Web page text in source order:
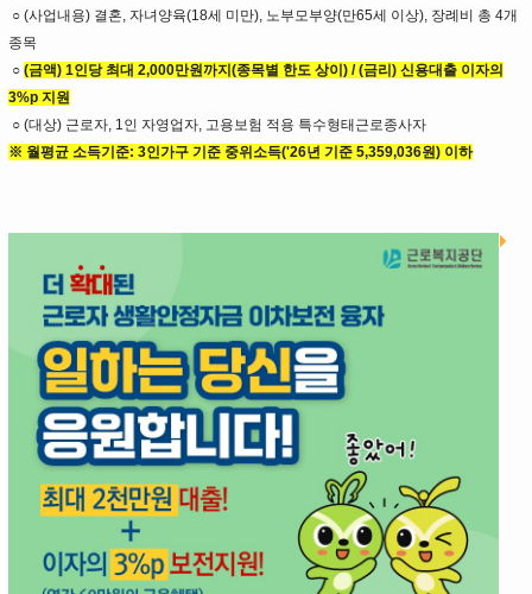
○ (사업내용) 결혼, 자녀양육(18세 미만), 노부모부양(만65세 이상), 장례비 총 4개
종목
○ (금액) 1인당 최대 2,000만원까지(종목별 한도 상이) /(금리) 신용대출 이자의
3%p 지원
○ (대상) 근로자, 1인 자영업자, 고용보험 적용 특수형태근로종사자
※ 월평균 소득기준: 3인가구 기준 중위소득('26년 기준 5,359,036원) 이하